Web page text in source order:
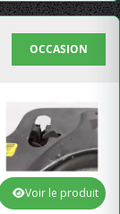
OCCASION
Voir le produit